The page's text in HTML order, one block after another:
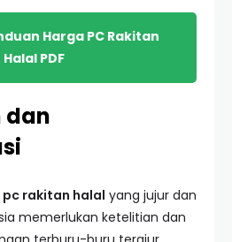
Harga PC Rakitan
Halal PDF
dan
rakitan halal yang jujur dan
memerlukan ketelitian dan